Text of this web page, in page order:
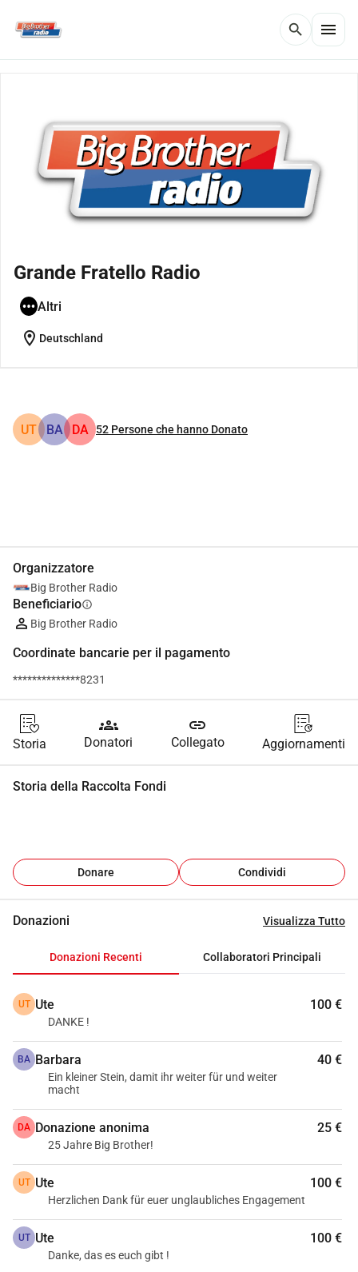
search menu
Grande Fratello Radio
Altri
location_on Deutschland
UT BA DA 52 Persone che hanno Donato
Organizzatore
Big Brother Radio
Beneficiarioinfo
Big Brother Radio
Coordinate bancarie per il pagamento
**************8231
Storia
groups
Donatori
link
Collegato Aggiornamenti
Storia della Raccolta Fondi
Donare Condividi
Donazioni Visualizza Tutto
Donazioni Recenti Collaboratori Principali
UT Ute 100 €
DANKE !
BA Barbara 40 €
Ein kleiner Stein, damit ihr weiter für und weiter
macht
DA Donazione anonima 25 €
25 Jahre Big Brother!
UT Ute 100 €
Herzlichen Dank für euer unglaubliches Engagement
UT Ute 100 €
Danke, das es euch gibt !